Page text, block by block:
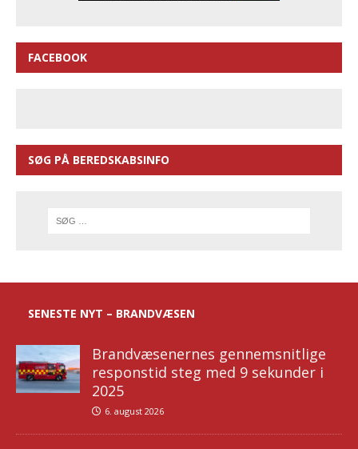
FACEBOOK
SØG PÅ BEREDSKABSINFO
SENESTE NYT – BRANDVÆSEN
Brandvæsenernes gennemsnitlige
responstid steg med 9 sekunder i
2025
6. august 2026